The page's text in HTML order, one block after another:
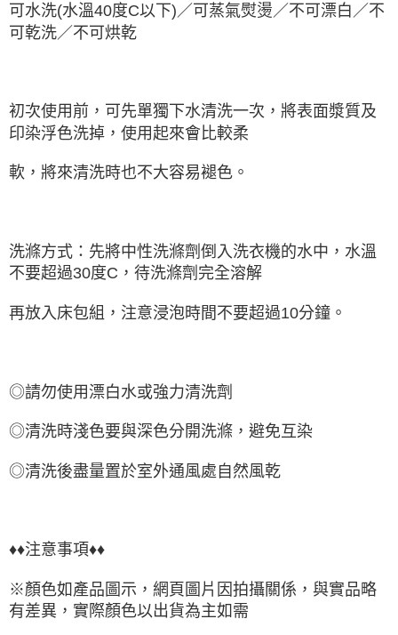
可水洗(水溫40度C以下)／可蒸氣熨燙／不可漂白／不
可乾洗／不可烘乾
初次使用前，可先單獨下水清洗一次，將表面漿質及
印染浮色洗掉，使用起來會比較柔
軟，將來清洗時也不大容易褪色。
洗滌方式：先將中性洗滌劑倒入洗衣機的水中，水溫
不要超過30度C，待洗滌劑完全溶解
再放入床包組，注意浸泡時間不要超過10分鐘。
◎請勿使用漂白水或強力清洗劑
◎清洗時淺色要與深色分開洗滌，避免互染
◎清洗後盡量置於室外通風處自然風乾
♦♦注意事項♦♦
※顏色如產品圖示，網頁圖片因拍攝關係，與實品略
有差異，實際顏色以出貨為主如需